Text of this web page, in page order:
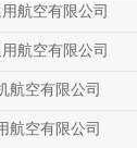
航空有限公司
航空有限公司
航空有限公司
航空有限公司